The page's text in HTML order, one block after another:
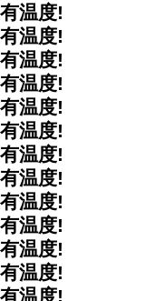
温度!
温度!
温度!
温度!
温度!
温度!
温度!
温度!
温度!
温度!
温度!
温度!
温度!